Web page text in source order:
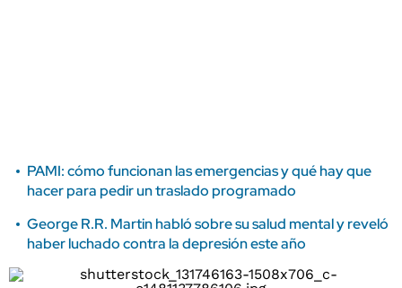
PAMI: cómo funcionan las emergencias y qué hay que
hacer para pedir un traslado programado
George R.R. Martin habló sobre su salud mental y reveló
haber luchado contra la depresión este año